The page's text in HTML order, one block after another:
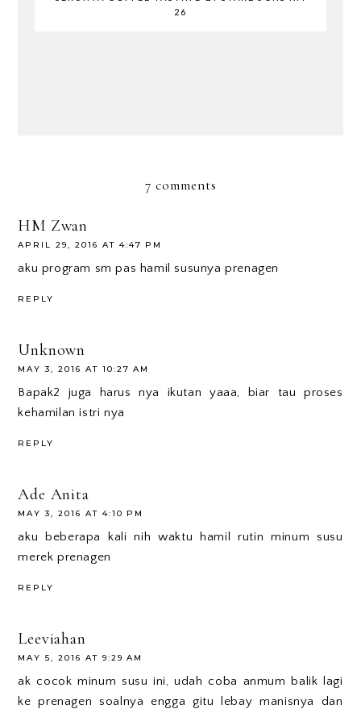
26
7 comments
HM Zwan
APRIL 29, 2016 AT 4:47 PM
aku program sm pas hamil susunya prenagen
REPLY
Unknown
MAY 3, 2016 AT 10:27 AM
Bapak2 juga harus nya ikutan yaaa, biar tau proses
kehamilan istri nya
REPLY
Ade Anita
MAY 3, 2016 AT 4:10 PM
aku beberapa kali nih waktu hamil rutin minum susu
merek prenagen
REPLY
Leeviahan
MAY 5, 2016 AT 9:29 AM
ak cocok minum susu ini, udah coba anmum balik lagi
ke prenagen soalnya engga gitu lebay manisnya dan